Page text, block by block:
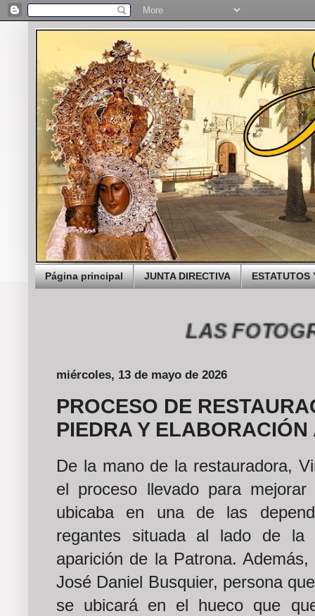
Página principal JUNTA DIRECTIVA ESTATUTOS
LAS
miércoles, 13 de mayo de 2026
PROCESO DE
PIEDRA Y ELABORACIÓN
De la mano de la restauradora,
el proceso llevado para
ubicaba en una de las
regantes situada al lado de la
aparición de la Patrona.
José Daniel Busquier, persona
se ubicará en el hueco que